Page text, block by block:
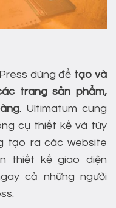
dùng để tạo và
trang sản phẩm,
. Ultimatum cung
cụ thiết kế và tùy
tạo ra các website
thiết kế giao diện
cả những người